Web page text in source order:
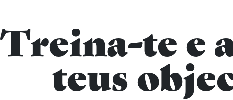
Treina-te e
teus